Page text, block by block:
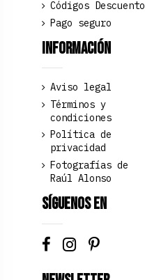
Códigos Descuento
Pago seguro
Información
Aviso legal
Términos y
condiciones
Política de
privacidad
Fotografías de
Raúl Alonso
Síguenos en